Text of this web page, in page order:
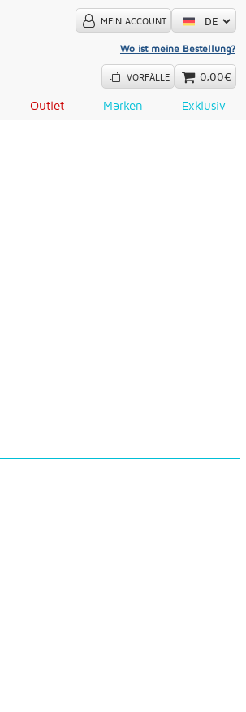
MEIN ACCOUNT
Wo ist meine Bestellung?
VORFÄLLE 0,00€
Outlet Marken Exklusiv